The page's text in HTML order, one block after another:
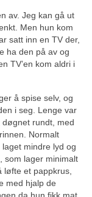
av. Jeg kan gå ut
Men hun kom
satt inn en TV der,
ha den på av og
TV’en kom aldri i
å spise selv, og
i seg. Lenge var
rundt, med
Normalt
mindre lyd og
som lager minimalt
løfte et pappkrus,
med hjalp de